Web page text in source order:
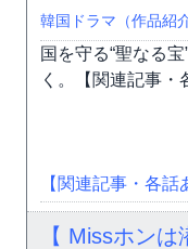
韓国ドラマ（作品紹介
国を守る“聖なる
く。【関連記事
【関連記事・各話
【 Missホン